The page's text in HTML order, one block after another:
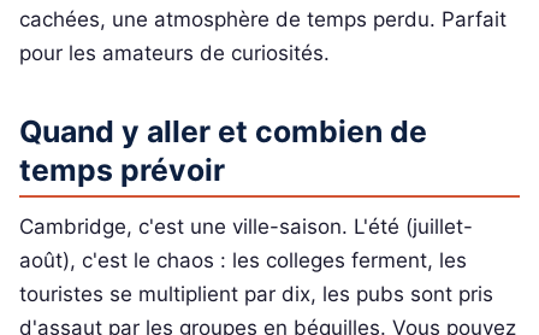
cachées, une atmosphère de temps perdu. Parfait
pour les amateurs de curiosités.
Quand y aller et combien de
temps prévoir
Cambridge, c'est une ville-saison. L'été (juillet-
août), c'est le chaos : les colleges ferment, les
touristes se multiplient par dix, les pubs sont pris
d'assaut par les groupes en béquilles. Vous pouvez